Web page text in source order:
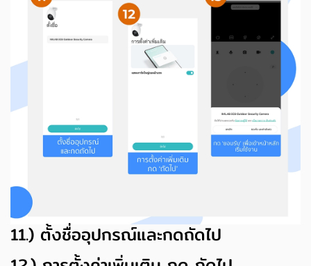
11.) ตั้งชื่ออุปกรณ์และกดถัดไป